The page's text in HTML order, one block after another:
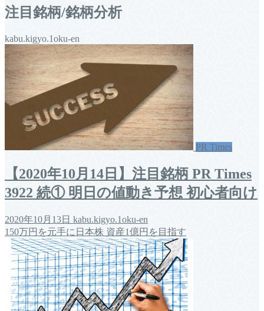
注目銘柄/銘柄分析
kabu.kigyo.1oku-en
PR Times
【2020年10月14日】注目銘柄 PR Times
3922 続① 明日の値動き予想 初心者向け
2020年10月13日 kabu.kigyo.1oku-en
150万円を元手に日本株 資産1億円を目指す